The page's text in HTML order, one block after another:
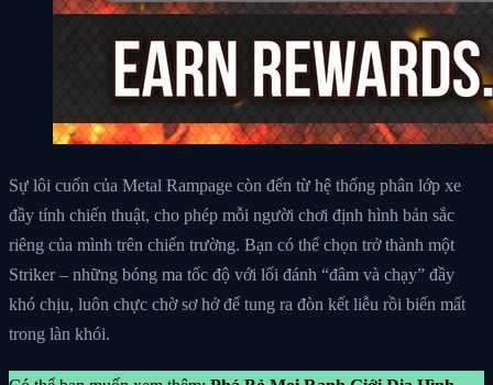
Sự lôi cuốn của Metal Rampage còn đến từ hệ thống phân lớp xe
đầy tính chiến thuật, cho phép mỗi người chơi định hình bản sắc
riêng của mình trên chiến trường. Bạn có thể chọn trở thành một
Striker – những bóng ma tốc độ với lối đánh “đâm và chạy” đầy
khó chịu, luôn chực chờ sơ hở để tung ra đòn kết liễu rồi biến mất
trong làn khói.